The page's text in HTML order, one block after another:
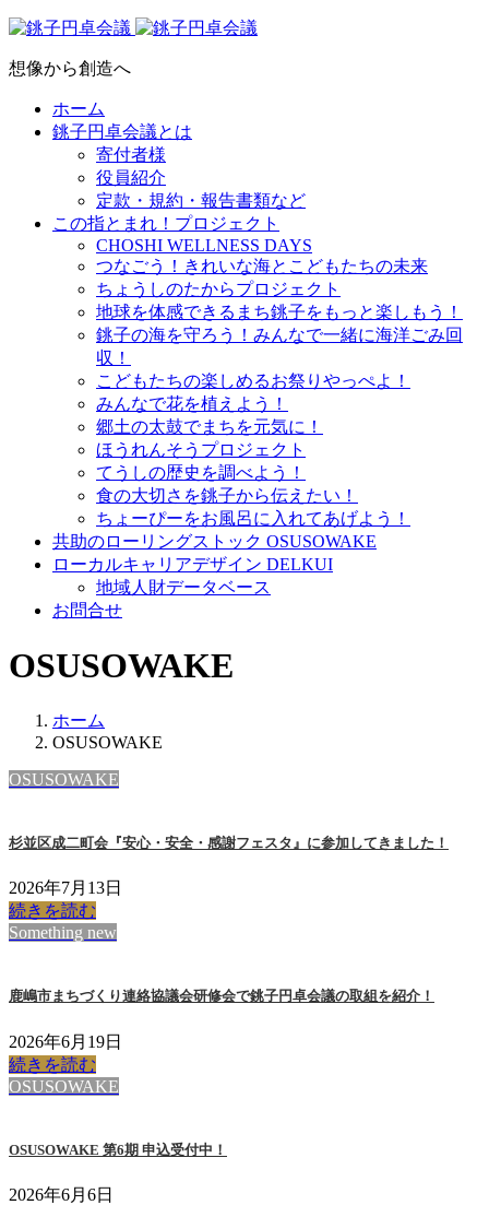
想像から創造へ
ホーム
銚子円卓会議とは
寄付者様
役員紹介
定款・規約・報告書類など
この指とまれ！プロジェクト
CHOSHI WELLNESS DAYS
つなごう！きれいな海とこどもたちの未来
ちょうしのたからプロジェクト
地球を体感できるまち銚子をもっと楽しもう！
銚子の海を守ろう！みんなで一緒に海洋ごみ回
収！
こどもたちの楽しめるお祭りやっぺよ！
みんなで花を植えよう！
郷土の太鼓でまちを元気に！
ほうれんそうプロジェクト
てうしの歴史を調べよう！
食の大切さを銚子から伝えたい！
ちょーぴーをお風呂に入れてあげよう！
共助のローリングストック OSUSOWAKE
ローカルキャリアデザイン DELKUI
地域人財データベース
お問合せ
OSUSOWAKE
ホーム
OSUSOWAKE
OSUSOWAKE
杉並区成二町会『安心・安全・感謝フェスタ』に参加してきました！
2026年7月13日
続きを読む
Something new
鹿嶋市まちづくり連絡協議会研修会で銚子円卓会議の取組を紹介！
2026年6月19日
続きを読む
OSUSOWAKE
OSUSOWAKE 第6期 申込受付中！
2026年6月6日